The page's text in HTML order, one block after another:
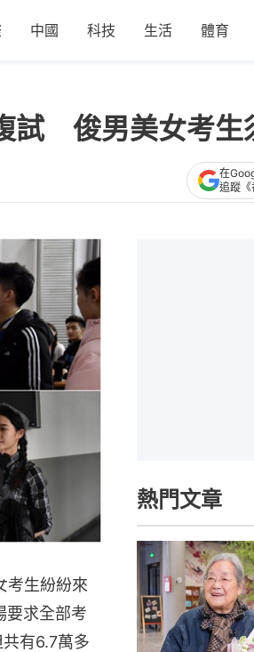
中國 科技 生活 體育
試 俊男美女考生
在
追蹤《
考生紛紛來
要求全部考
有6.7萬多
熱門文章